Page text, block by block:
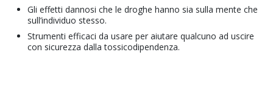
Gli effetti dannosi che le droghe hanno sia sulla mente che
sull’individuo stesso.
Strumenti efficaci da usare per aiutare qualcuno ad uscire
con sicurezza dalla tossicodipendenza.